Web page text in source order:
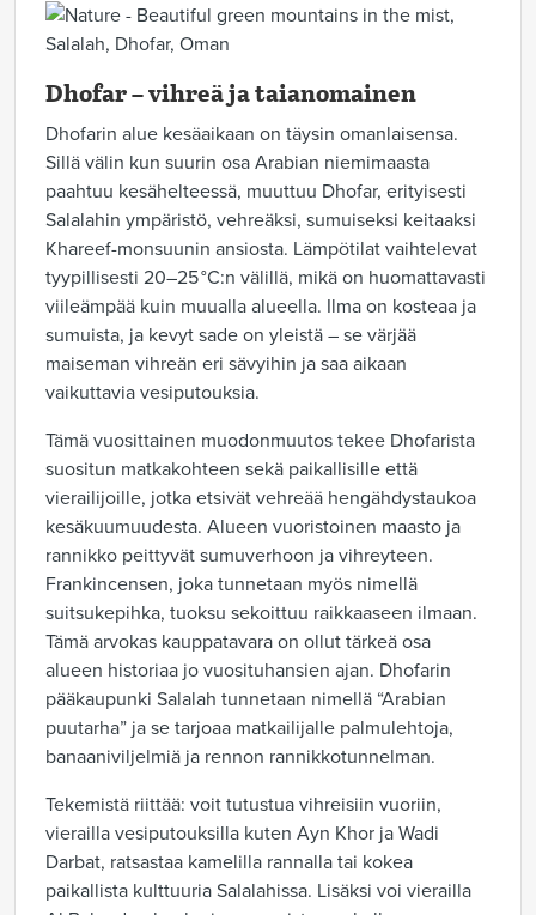
Dhofar – vihreä ja taianomainen
Dhofarin alue kesäaikaan on täysin omanlaisensa.
Sillä välin kun suurin osa Arabian niemimaasta
paahtuu kesähelteessä, muuttuu Dhofar, erityisesti
Salalahin ympäristö, vehreäksi, sumuiseksi keitaaksi
Khareef-monsuunin ansiosta. Lämpötilat vaihtelevat
tyypillisesti 20–25 °C:n välillä, mikä on huomattavasti
viileämpää kuin muualla alueella. Ilma on kosteaa ja
sumuista, ja kevyt sade on yleistä – se värjää
maiseman vihreän eri sävyihin ja saa aikaan
vaikuttavia vesiputouksia.
Tämä vuosittainen muodonmuutos tekee Dhofarista
suositun matkakohteen sekä paikallisille että
vierailijoille, jotka etsivät vehreää hengähdystaukoa
kesäkuumuudesta. Alueen vuoristoinen maasto ja
rannikko peittyvät sumuverhoon ja vihreyteen.
Frankincensen, joka tunnetaan myös nimellä
suitsukepihka, tuoksu sekoittuu raikkaaseen ilmaan.
Tämä arvokas kauppatavara on ollut tärkeä osa
alueen historiaa jo vuosituhansien ajan. Dhofarin
pääkaupunki Salalah tunnetaan nimellä “Arabian
puutarha” ja se tarjoaa matkailijalle palmulehtoja,
banaaniviljelmiä ja rennon rannikkotunnelman.
Tekemistä riittää: voit tutustua vihreisiin vuoriin,
vierailla vesiputouksilla kuten Ayn Khor ja Wadi
Darbat, ratsastaa kamelilla rannalla tai kokea
paikallista kulttuuria Salalahissa. Lisäksi voi vierailla